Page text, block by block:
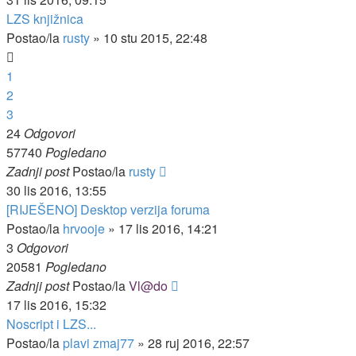
LZS knjižnica
Postao/la rusty » 10 stu 2015, 22:48
1
2
3
24 Odgovori
57740 Pogledano
Zadnji postPostao/la rusty
30 lis 2016, 13:55
[RIJEŠENO] Desktop verzija foruma
Postao/la hrvooje » 17 lis 2016, 14:21
3 Odgovori
20581 Pogledano
Zadnji postPostao/laVl@do
17 lis 2016, 15:32
Noscript i LZS...
Postao/la plavi zmaj77 » 28 ruj 2016, 22:57